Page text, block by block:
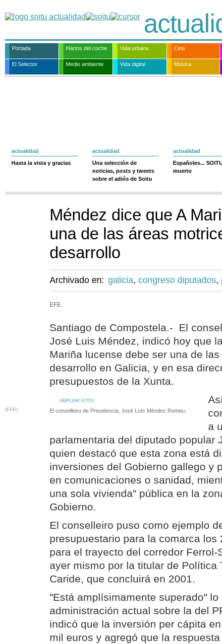
Portada Hartos del coche Vida urbana Cine
El Selector Medio ambiente Vida digital Música
actualidad
Hasta la vista y gracias
actualidad
Una selección de
noticias, posts y tweets
sobre el adiós de Soitu
actualidad
Españoles...
muerto
Méndez dice que A
una de las áreas
desarrollo
Archivado en: galicia, congreso diputados,
EFE
Santiago de Compostela.- El
José Luis Méndez, indicó hoy que
Mariña lucense debe ser una de
desarrollo en Galicia, y en esa
presupuestos de la Xunta.
AMPLIAR FOTO
(EFE) El conselleiro de Presidencia, José Luís Méndez Romeu.
a
parlamentaria del diputado popular
quien destacó que esta zona está
inversiones del Gobierno gallego y
en comunicaciones o sanidad,
una sola vivienda" pública en la
Gobierno.
El conselleiro puso como ejemplo
presupuestario para la comarca los
para el trayecto del corredor
ayer mismo por la titular de Política
Caride, que concluirá en 2001.
"Está amplísimamente superado"
administración actual sobre la del
indicó que la inversión per cápita
mil euros y agregó que la